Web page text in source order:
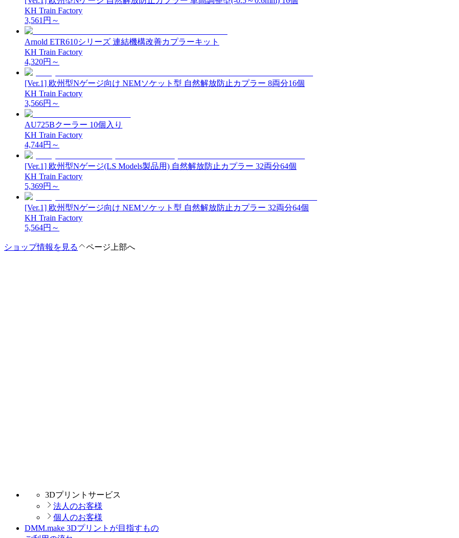
KH Train Factory
3,561 円～
Arnold ETR610シリーズ 連結機構改善カプラーキット
KH Train Factory
4,320円～
[Ver.1] 欧州型Nゲージ向け NEMソケット型 自然解放防止カプラー 8両分16個
KH Train Factory
3,566円～
AU725Bクーラー 10個入り
KH Train Factory
4,744円～
[Ver.1] 欧州型Nゲージ(LS Models製品用) 自然解放防止カプラー 32両分64個
KH Train Factory
5,369円～
[Ver.1] 欧州型Nゲージ向け NEMソケット型 自然解放防止カプラー 32両分64個
KH Train Factory
5,564円～
ショップ情報を見る ページ上部へ
3Dプリントサービス
法人のお客様
個人のお客様
DMM.make 3Dプリントが目指すもの